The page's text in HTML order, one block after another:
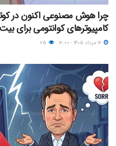
چرا هوش مصنوعی اکنون در
کامپیوترهای کوانتومی برای